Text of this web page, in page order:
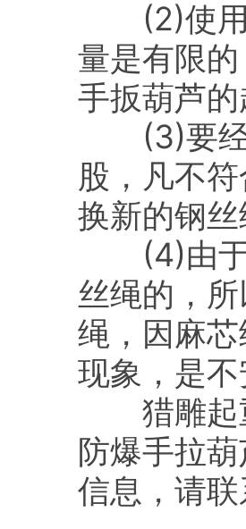
(2)使用
量是有限
手扳葫芦
(3)要经
股，凡不
换新的钢
(4)由于
丝绳的，
绳，因麻
现象，是
猎雕起
防爆手拉
信息，请